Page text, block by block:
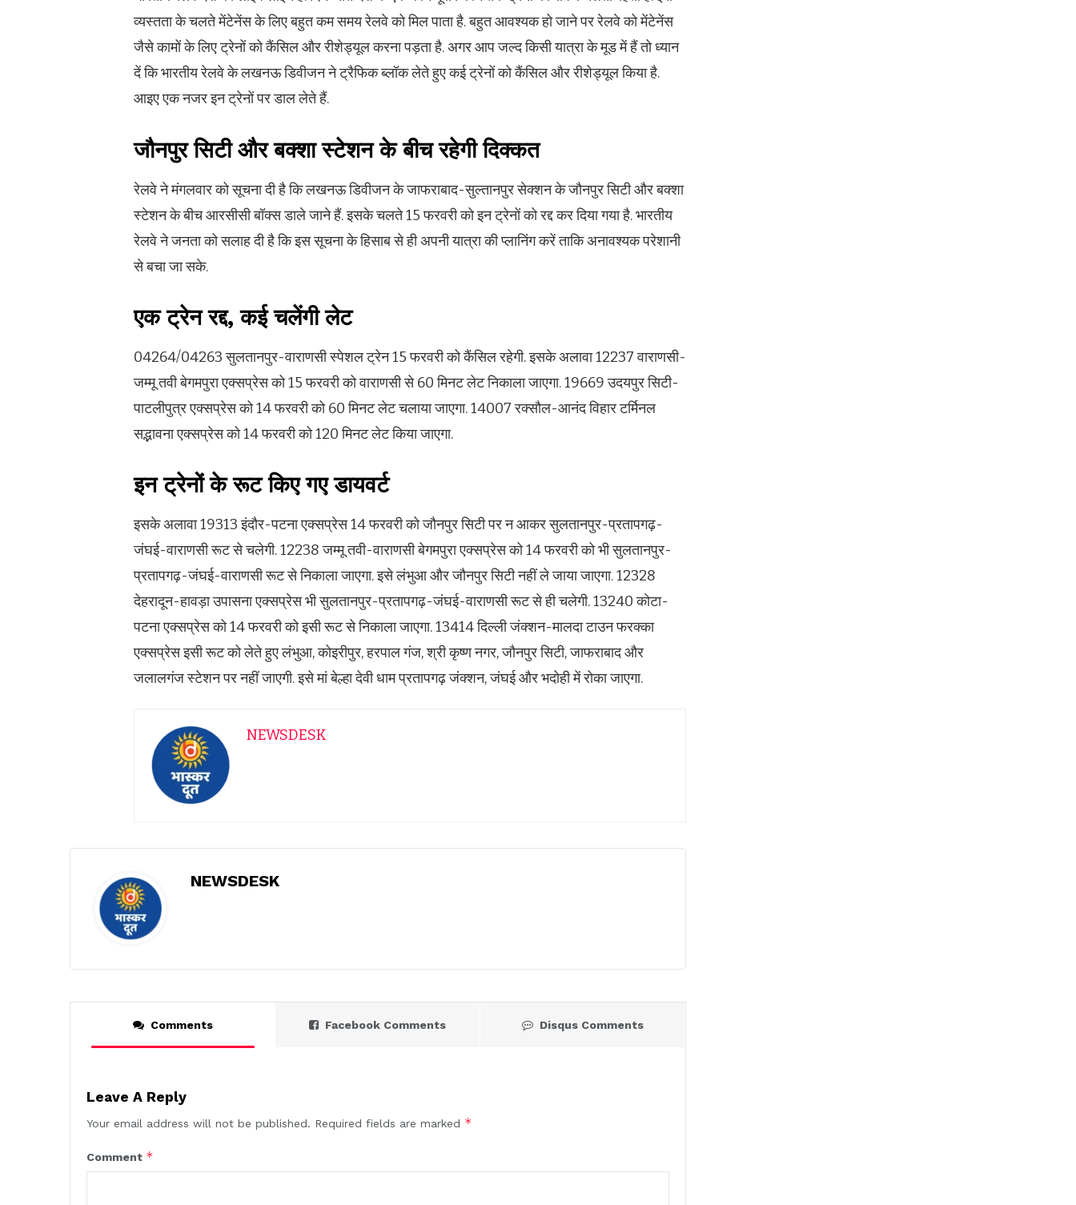
व्यस्तता के चलते मेंटेनेंस के लिए बहुत कम समय रेलवे को मिल पाता है. बहुत आवश्यक हो जाने पर रेलवे को मेंटेनेंस
जैसे कामों के लिए ट्रेनों को कैंसिल और रीशेड्यूल करना पड़ता है. अगर आप जल्द किसी यात्रा के मूड में हैं तो ध्यान
दें कि भारतीय रेलवे के लखनऊ डिवीजन ने ट्रैफिक ब्लॉक लेते हुए कई ट्रेनों को कैंसिल और रीशेड्यूल किया है.
आइए एक नजर इन ट्रेनों पर डाल लेते हैं.
जौनपुर सिटी और बक्शा स्टेशन के बीच रहेगी दिक्कत
रेलवे ने मंगलवार को सूचना दी है कि लखनऊ डिवीजन के जाफराबाद-सुल्तानपुर सेक्शन के जौनपुर सिटी और बक्शा
स्टेशन के बीच आरसीसी बॉक्स डाले जाने हैं. इसके चलते 15 फरवरी को इन ट्रेनों को रद्द कर दिया गया है. भारतीय
रेलवे ने जनता को सलाह दी है कि इस सूचना के हिसाब से ही अपनी यात्रा की प्लानिंग करें ताकि अनावश्यक परेशानी
से बचा जा सके.
एक ट्रेन रद्द, कई चलेंगी लेट
04264/04263 सुलतानपुर-वाराणसी स्पेशल ट्रेन 15 फरवरी को कैंसिल रहेगी. इसके अलावा 12237 वाराणसी-
जम्मू तवी बेगमपुरा एक्सप्रेस को 15 फरवरी को वाराणसी से 60 मिनट लेट निकाला जाएगा. 19669 उदयपुर सिटी-
पाटलीपुत्र एक्सप्रेस को 14 फरवरी को 60 मिनट लेट चलाया जाएगा. 14007 रक्सौल-आनंद विहार टर्मिनल
सद्भावना एक्सप्रेस को 14 फरवरी को 120 मिनट लेट किया जाएगा.
इन ट्रेनों के रूट किए गए डायवर्ट
इसके अलावा 19313 इंदौर-पटना एक्सप्रेस 14 फरवरी को जौनपुर सिटी पर न आकर सुलतानपुर-प्रतापगढ़-
जंघई-वाराणसी रूट से चलेगी. 12238 जम्मू तवी-वाराणसी बेगमपुरा एक्सप्रेस को 14 फरवरी को भी सुलतानपुर-
प्रतापगढ़-जंघई-वाराणसी रूट से निकाला जाएगा. इसे लंभुआ और जौनपुर सिटी नहीं ले जाया जाएगा. 12328
देहरादून-हावड़ा उपासना एक्सप्रेस भी सुलतानपुर-प्रतापगढ़-जंघई-वाराणसी रूट से ही चलेगी. 13240 कोटा-
पटना एक्सप्रेस को 14 फरवरी को इसी रूट से निकाला जाएगा. 13414 दिल्ली जंक्शन-मालदा टाउन फरक्का
एक्सप्रेस इसी रूट को लेते हुए लंभुआ, कोइरीपुर, हरपाल गंज, श्री कृष्ण नगर, जौनपुर सिटी, जाफराबाद और
जलालगंज स्टेशन पर नहीं जाएगी. इसे मां बेल्हा देवी धाम प्रतापगढ़ जंक्शन, जंघई और भदोही में रोका जाएगा.
NEWSDESK
NEWSDESK
Comments Facebook Comments Disqus Comments
Leave A Reply
Your email address will not be published. Required fields are marked *
Comment *